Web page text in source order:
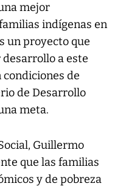
mejor
indígenas en
un proyecto que
a este
condiciones de
de Desarrollo
meta.
Guillermo
que las familias
y de pobreza